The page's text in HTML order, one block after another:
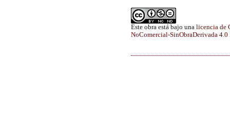
Este obra está bajo una licencia de
NoComercial-SinObraDerivada